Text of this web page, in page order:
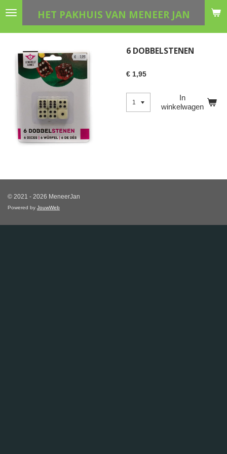
Ga
hoofdinhoud
HET PAKHUIS VAN MENEER JAN
6 DOBBELSTENEN
€ 1,95
In
winkelwagen
© 2021 - 2026 MeneerJan
Powered by JouwWeb